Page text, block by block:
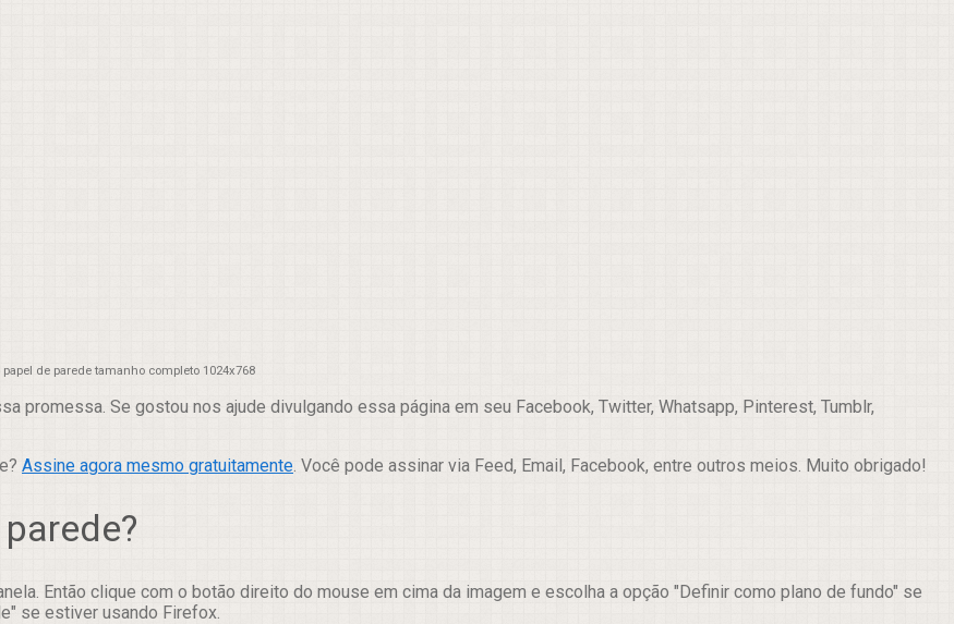
de parede tamanho completo 1024x768
promessa. Se gostou nos ajude divulgando essa página em seu Facebook, Twitter, Whatsapp, Pinterest, Tumblr,
Assine agora mesmo gratuitamente. Você pode assinar via Feed, Email, Facebook, entre outros meios. Muito obrigado!
Então clique com o botão direito do mouse em cima da imagem e escolha a opção "Definir como plano de fundo" se
se estiver usando Firefox.